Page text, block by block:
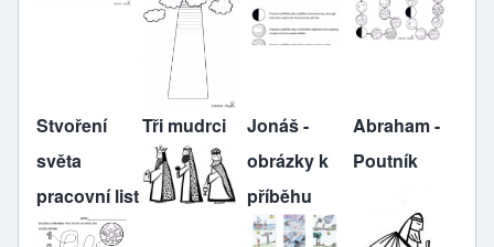
Stvoření
světa
pracovní list
Tři mudrci
Jonáš -
obrázky k
příběhu
Abraham -
Poutník